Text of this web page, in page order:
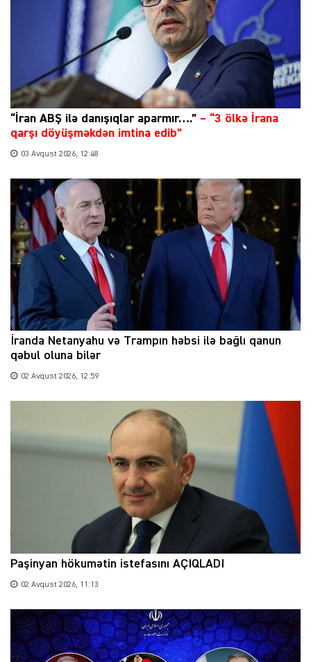
“İran ABŞ ilə danışıqlar aparmır….” – “3 ölkə İrana
qarşı döyüşməkdən imtina edib”
03 Avqust 2026, 12:48
İranda Netanyahu və Trampın həbsi ilə bağlı qanun
qəbul oluna bilər
02 Avqust 2026, 12:59
Paşinyan hökumətin istefasını AÇIQLADI
02 Avqust 2026, 11:13